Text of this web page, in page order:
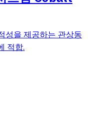
성을 제공하는 관상동
적합.